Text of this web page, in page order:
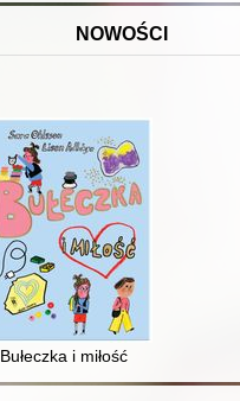
NOWOŚCI
Bułeczka i miłość